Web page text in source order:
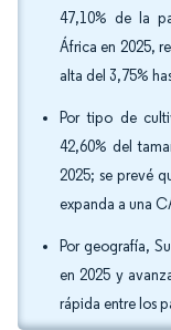
47,10% de la
África en 2025,
alta del 3,75%
Por tipo de
42,60% del
2025; se prevé
expanda a una
Por geografía,
en 2025 y
rápida entre los